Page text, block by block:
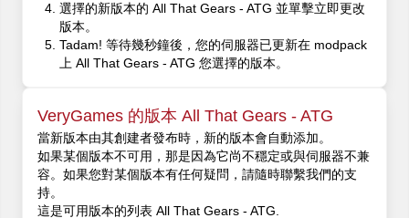
選擇的新版本的 All That Gears - ATG 並單擊立即更改
版本。
Tadam! 等待幾秒鐘後，您的伺服器已更新在 modpack
上 All That Gears - ATG 您選擇的版本。
VeryGames 的版本 All That Gears - ATG
當新版本由其創建者發布時，新的版本會自動添加。
如果某個版本不可用，那是因為它尚不穩定或與伺服器不兼
容。如果您對某個版本有任何疑問，請隨時聯繫我們的支
持。
這是可用版本的列表 All That Gears - ATG.